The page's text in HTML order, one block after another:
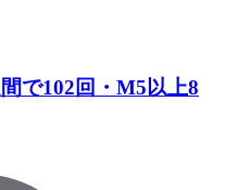
で102回・M5以上8